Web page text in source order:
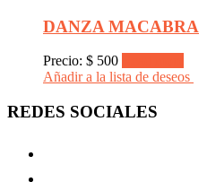
DANZA MACABRA
Precio: $ 500
Añadir a la lista de deseos
REDES SOCIALES